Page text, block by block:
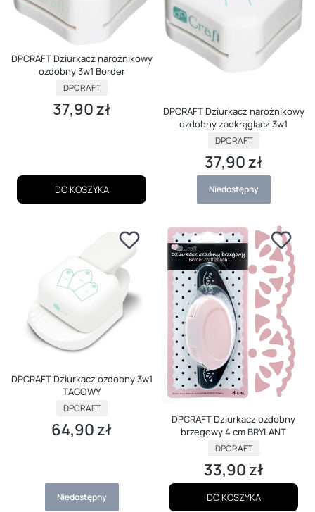
DPCRAFT Dziurkacz narożnikowy
ozdobny 3w1 Border
PRODUCENT
DPCRAFT
Cena
37,90 zł
DO KOSZYKA
DPCRAFT Dziurkacz narożnikowy
ozdobny zaokrąglacz 3w1
PRODUCENT
DPCRAFT
Cena
37,90 zł
Niedostępny
DPCRAFT Dziurkacz ozdobny 3w1
TAGOWY
PRODUCENT
DPCRAFT
Cena
64,90 zł
Niedostępny
DPCRAFT Dziurkacz ozdobny
brzegowy 4 cm BRYLANT
PRODUCENT
DPCRAFT
Cena
33,90 zł
DO KOSZYKA